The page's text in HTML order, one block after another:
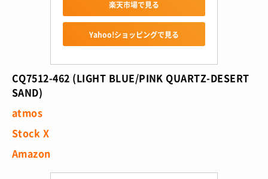
楽天市場で見る
Yahoo!ショッピングで見る
CQ7512-462 (LIGHT BLUE/PINK QUARTZ-DESERT
SAND)
atmos
Stock X
Amazon